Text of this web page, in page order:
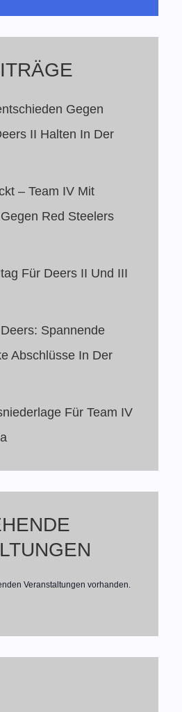
Gegen
II Halten In Der
– Team IV Mit
Red Steelers
Für Deers II Und III
Spannende
Abschlüsse In Der
Für Team IV
Veranstaltungen vorhanden.